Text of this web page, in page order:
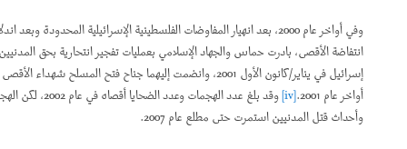
وفي أواخر عام 2000، بعد انهيار المفاوضات الفلسطينية الإسرائيلية المحدودة وبعد اندلاع
انتفاضة الأقصى، بادرت حماس والجهاد الإسلامي بعمليات تفجير انتحارية بحق المدنيين في
إسرائيل في يناير/كانون الأول 2001، وانضمت إليهما جناح فتح المسلح شهداء الأقصى في
أواخر عام 2001.
[iv]
وقد بلغ عدد الهجمات وعدد الضحايا أقصاه في عام 2002، لكن الهجمات
وأحداث قتل المدنيين استمرت حتى مطلع عام 2007.